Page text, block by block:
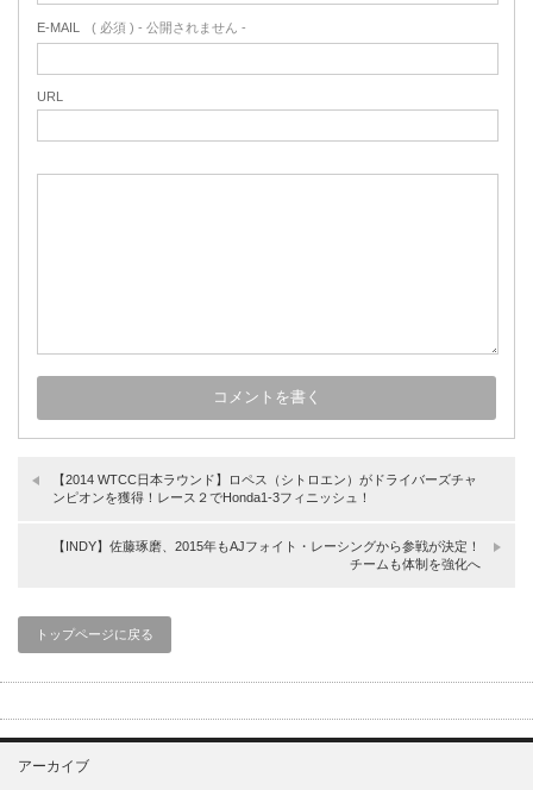
E-MAIL ( 必須 ) - 公開されません -
URL
【2014 WTCC日本ラウンド】ロペス（シトロエン）がドライバーズチャ
ンピオンを獲得！レース２でHonda1-3フィニッシュ！
【INDY】佐藤琢磨、2015年もAJフォイト・レーシングから参戦が決定！
チームも体制を強化へ
トップページに戻る
アーカイブ